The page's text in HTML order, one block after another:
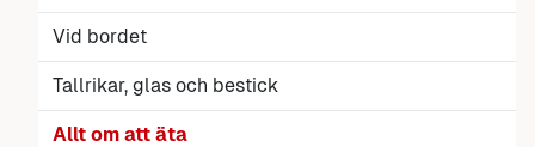
Vid bordet
Tallrikar, glas och bestick
Allt om att äta